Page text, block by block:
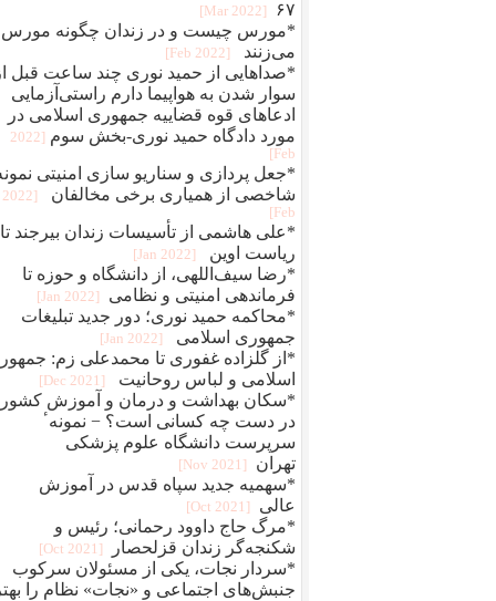
۶۷ [2022 Mar]
*مورس چیست و در زندان چگونه مورس
می‌زنند
[2022 Feb]
*صداهایی از حمید نوری چند ساعت قبل
سوار شدن به هواپیما دارم راستی‌آزمایی
ادعاهای قوه قضاییه جمهوری اسلامی در
مورد دادگاه حمید نوری-بخش سوم
[2022
Feb]
*جعل پردازی و سناريو سازی امنيتی
شاخصی از همياری برخی مخالفان
[2022
Feb]
*علی هاشمی از تأسیسات زندان بیرجند تا
ریاست اوین
[2022 Jan]
*رضا سیف‌اللهی، از دانشگاه و حوزه تا
فرماندهی امنیتی و نظامی
[2022 Jan]
*محاکمه حميد نوری؛ دور جديد تبلیغات
جمهوری اسلامی
[2022 Jan]
*از گلزاده غفوری تا محمدعلی زم:
اسلامی و لباس روحانیت
[2021 Dec]
*سکان بهداشت و درمان و آموزش کشور
در دست چه کسانی است؟ − نمونهٴ
سرپرست دانشگاه علوم پزشکی
تهران
[2021 Nov]
*سهمیه جدید سپاه قدس در آموزش
عالی
[2021 Oct]
*مرگ حاج داوود رحمانی؛ رئیس و
شکنجه‌گر زندان قزلحصار
[2021 Oct]
*سردار نجات، یکی از مسئولان سرکوب
جنبش‌های اجتماعی و «نجات» نظام را